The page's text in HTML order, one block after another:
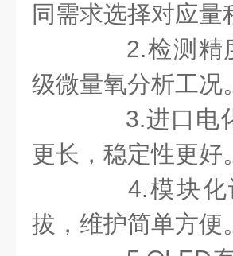
同需求选择对应量
2.检测精度
级微量氧分析工况。
3.进口电化
更长，稳定性更好。
4.模块化
拔，维护简单方便。